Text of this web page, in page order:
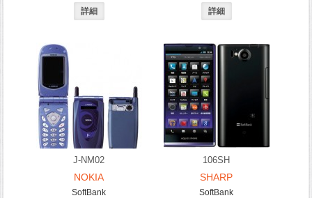
J-NM02
NOKIA
SoftBank
106SH
SHARP
SoftBank